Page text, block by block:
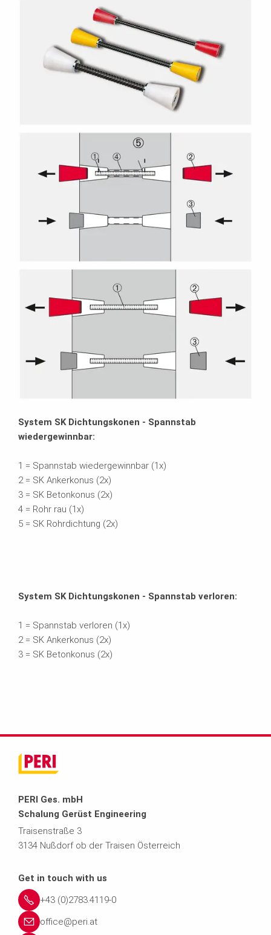
System SK Dichtungskonen - Spannstab
wiedergewinnbar:
1 = Spannstab wiedergewinnbar (1x)
2 = SK Ankerkonus (2x)
3 = SK Betonkonus (2x)
4 = Rohr rau (1x)
5 = SK Rohrdichtung (2x)
System SK Dichtungskonen - Spannstab verloren:
1 = Spannstab verloren (1x)
2 = SK Ankerkonus (2x)
3 = SK Betonkonus (2x)
PERI Ges. mbH
Schalung Gerüst Engineering
Traisenstraße 3
3134 Nußdorf ob der Traisen Österreich
Get in touch with us
+43 (0)2783.4119-0
office@peri.at